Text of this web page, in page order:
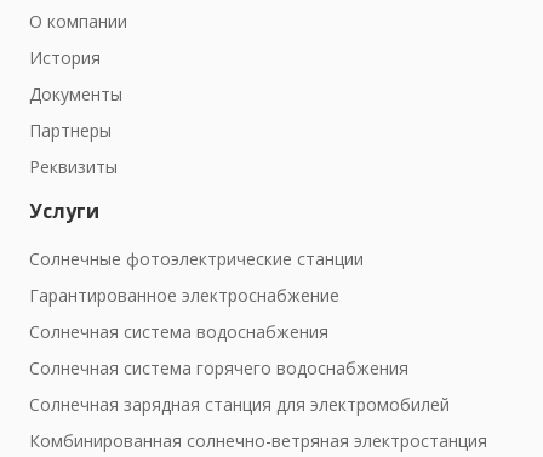
О компании
История
Документы
Партнеры
Реквизиты
Услуги
Солнечные фотоэлектрические станции
Гарантированное электроснабжение
Солнечная система водоснабжения
Солнечная система горячего водоснабжения
Солнечная зарядная станция для электромобилей
Комбинированная солнечно-ветряная электростанция